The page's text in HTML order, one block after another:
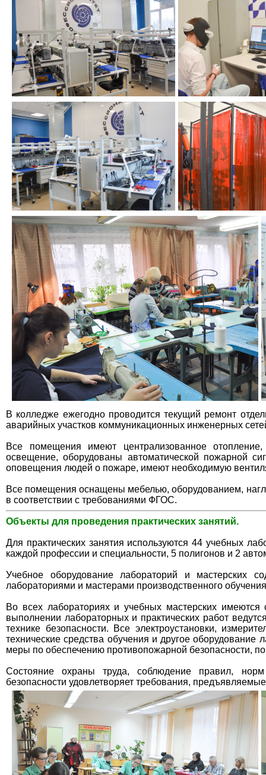
В колледже ежегодно проводится текущий ремонт
аварийных участков коммуникационных инженерных
Все помещения имеют централизованное
освещение, оборудованы автоматической пожарной
оповещения людей о пожаре, имеют необходимую
Все помещения оснащены мебелью, оборудованием,
в соответствии с требованиями ФГОС.
Объекты для проведения практических занятий.
Для практических занятия используются 44 учебных
каждой профессии и специальности, 5 полигонов и 2
Учебное оборудование лабораторий и мастерских
лабораториями и мастерами производственного
Во всех лабораториях и учебных мастерских
выполнении лабораторных и практических работ
технике безопасности. Все электроустановки,
технические средства обучения и другое
меры по обеспечению противопожарной безопасности,
Состояние охраны труда, соблюдение правил,
безопасности удовлетворяет требования,